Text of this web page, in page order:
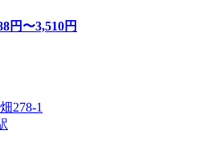
円〜3,510円
278-1